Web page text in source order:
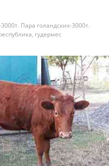
Пара голандских-3000т.
гудермес